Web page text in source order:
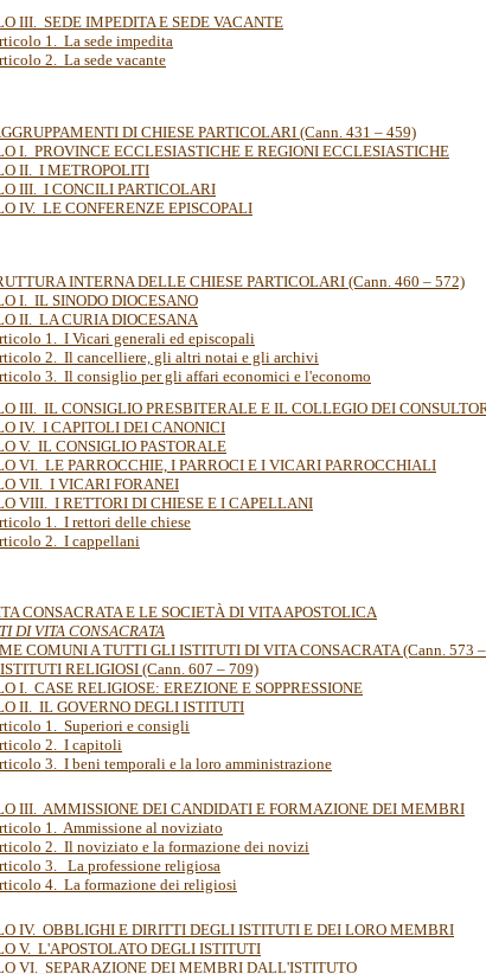
III. SEDE IMPEDITA E SEDE VACANTE
1. La sede impedita
2. La sede vacante
DI CHIESE PARTICOLARI (Cann. 431 – 459)
I. PROVINCE ECCLESIASTICHE E REGIONI ECCLESIASTICHE
II. I METROPOLITI
III. I CONCILI PARTICOLARI
IV. LE CONFERENZE EPISCOPALI
INTERNA DELLE CHIESE PARTICOLARI (Cann. 460 – 572)
I. IL SINODO DIOCESANO
II. LA CURIA DIOCESANA
1. I Vicari generali ed episcopali
2. Il cancelliere, gli altri notai e gli archivi
3. Il consiglio per gli affari economici e l'economo
III. IL CONSIGLIO PRESBITERALE E IL COLLEGIO DEI
IV. I CAPITOLI DEI CANONICI
V. IL CONSIGLIO PASTORALE
VI. LE PARROCCHIE, I PARROCI E I VICARI PARROCCHIALI
VII. I VICARI FORANEI
VIII. I RETTORI DI CHIESE E I CAPELLANI
1. I rettori delle chiese
2. I cappellani
CONSACRATA E LE SOCIETÀ DI VITA APOSTOLICA
DI VITA CONSACRATA
COMUNI A TUTTI GLI ISTITUTI DI VITA CONSACRATA (Cann. 573
RELIGIOSI (Cann. 607 – 709)
I. CASE RELIGIOSE: EREZIONE E SOPPRESSIONE
II. IL GOVERNO DEGLI ISTITUTI
1. Superiori e consigli
2. I capitoli
3. I beni temporali e la loro amministrazione
III. AMMISSIONE DEI CANDIDATI E FORMAZIONE DEI MEMBRI
1. Ammissione al noviziato
2. Il noviziato e la formazione dei novizi
3. La professione religiosa
4. La formazione dei religiosi
IV. OBBLIGHI E DIRITTI DEGLI ISTITUTI E DEI LORO MEMBRI
V. L'APOSTOLATO DEGLI ISTITUTI
VI. SEPARAZIONE DEI MEMBRI DALL'ISTITUTO